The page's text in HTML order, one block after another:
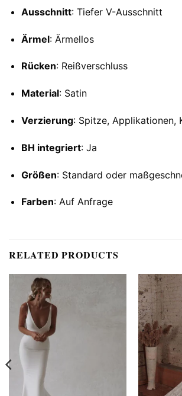
Ausschnitt: Tiefer V-Ausschnitt
Ärmel: Ärmellos
Rücken: Reißverschluss
Material: Satin
Verzierung: Spitze, Applikationen,
BH integriert: Ja
Größen: Standard oder
Farben: Auf Anfrage
RELATED PRODUCTS